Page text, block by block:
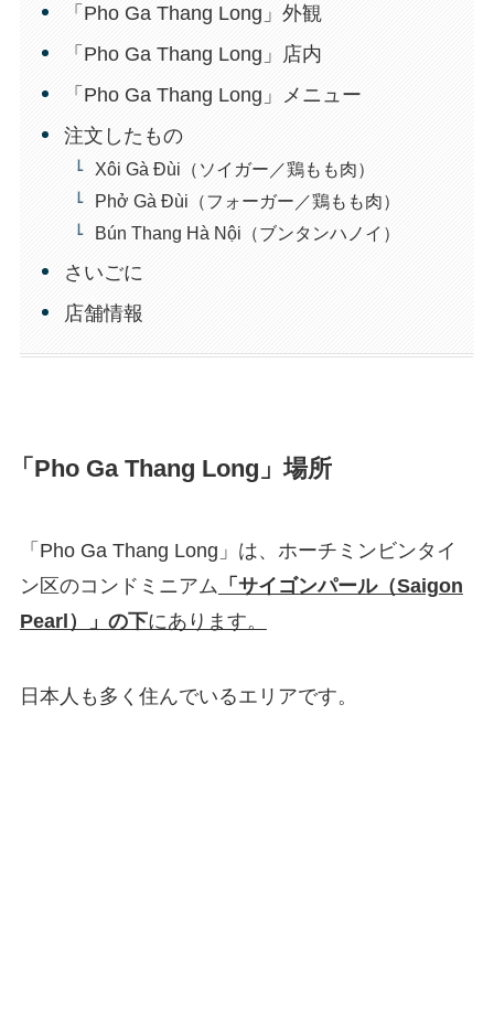
「Pho Ga Thang Long」外観
「Pho Ga Thang Long」店内
「Pho Ga Thang Long」メニュー
注文したもの
Xôi Gà Đùi（ソイガー／鶏もも肉）
Phở Gà Đùi（フォーガー／鶏もも肉）
Bún Thang Hà Nội（ブンタンハノイ）
さいごに
店舗情報
「Pho Ga Thang Long」場所
「Pho Ga Thang Long」は、ホーチミンビンタイ
ン区のコンドミニアム 「サイゴンパール（Saigon
Pearl）」の下にあります。
日本人も多く住んでいるエリアです。